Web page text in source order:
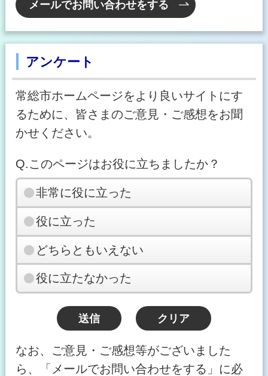
メールでお問い合わせをする
アンケート
常総市ホームページをより良いサイトにす
るために、皆さまのご意見・ご感想をお聞
かせください。
Q.このページはお役に立ちましたか？
非常に役に立った
役に立った
どちらともいえない
役に立たなかった
なお、ご意見・ご感想等がございました
ら、「メールでお問い合わせをする」に必